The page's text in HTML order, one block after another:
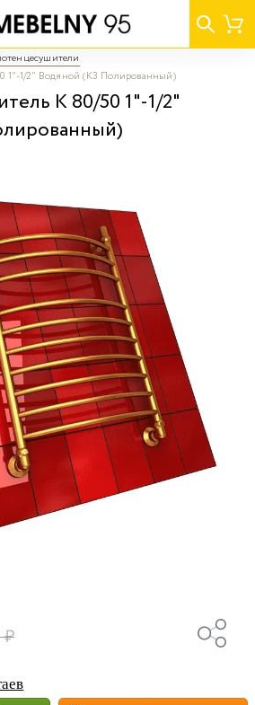
1"-1/2" Водяной (К3 Полированный)
K 80/50 1"-1/2"
₽